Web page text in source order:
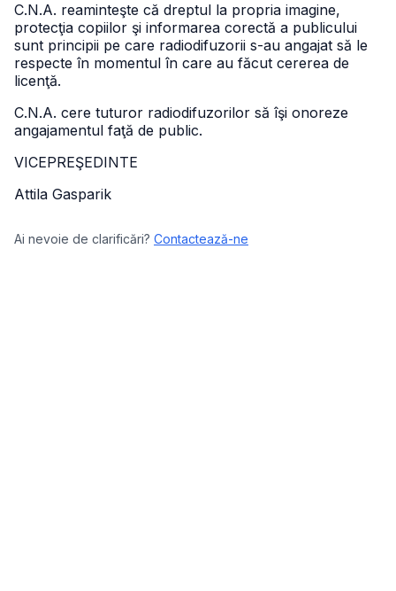
C.N.A. reaminteşte că dreptul la propria imagine,
protecţia copiilor şi informarea corectă a publicului
sunt principii pe care radiodifuzorii s-au angajat să le
respecte în momentul în care au făcut cererea de
licenţă.
C.N.A. cere tuturor radiodifuzorilor să îşi onoreze
angajamentul faţă de public.
VICEPREŞEDINTE
Attila Gasparik
Ai nevoie de clarificări? Contactează-ne